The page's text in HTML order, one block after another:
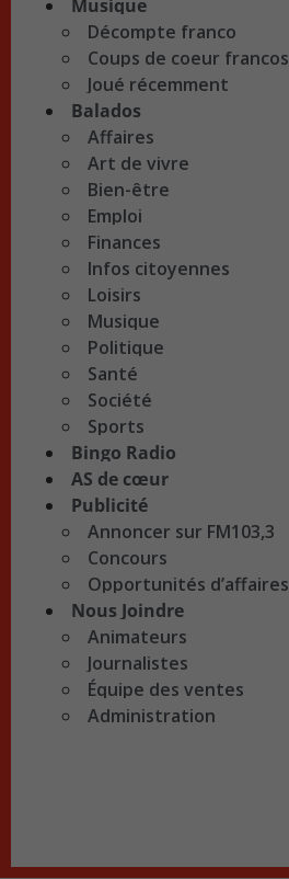
Musique
Décompte franco
Coups de coeur francos
Joué récemment
Balados
Affaires
Art de vivre
Bien-être
Emploi
Finances
Infos citoyennes
Loisirs
Musique
Politique
Santé
Société
Sports
Bingo Radio
AS de cœur
Publicité
Annoncer sur FM103,3
Concours
Opportunités d’affaires
Nous Joindre
Animateurs
Journalistes
Équipe des ventes
Administration